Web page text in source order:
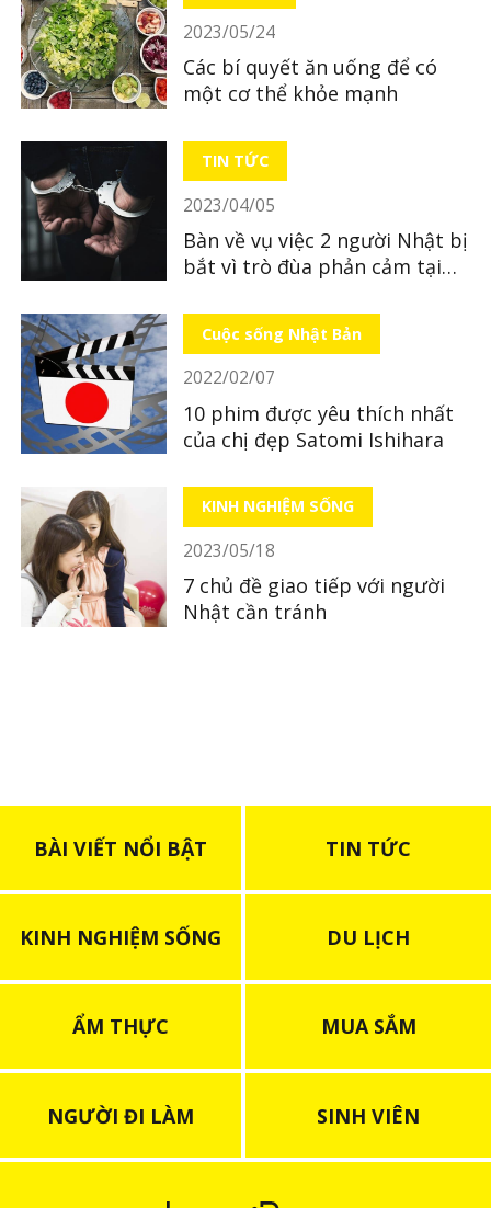
2023/05/24
Các bí quyết ăn uống để có
một cơ thể khỏe mạnh
TIN TỨC
2023/04/05
Bàn về vụ việc 2 người Nhật bị
bắt vì trò đùa phản cảm tại
Cuộc sống Nhật Bản
2022/02/07
10 phim được yêu thích nhất
của chị đẹp Satomi Ishihara
KINH NGHIỆM SỐNG
2023/05/18
7 chủ đề giao tiếp với người
Nhật cần tránh
BÀI VIẾT NỔI BẬT TIN TỨC
KINH NGHIỆM SỐNG DU LỊCH
ẨM THỰC MUA SẮM
NGƯỜI ĐI LÀM SINH VIÊN